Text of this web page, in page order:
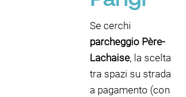
Se cerchi
parcheggio Père-
Lachaise, la scelta
tra spazi su strada
a pagamento (con